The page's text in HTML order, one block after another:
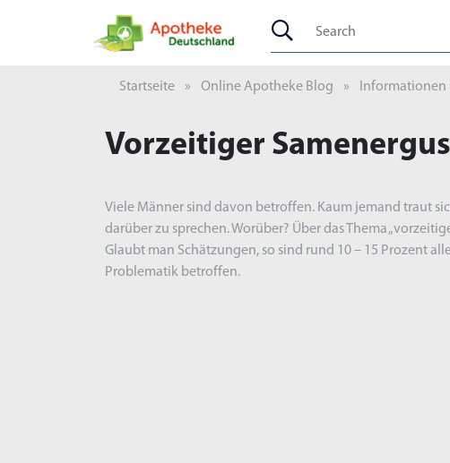
Startseite Online Apotheke Blog Informationen
Vorzeitiger
Viele Männer sind davon betroffen. Kaum jemand traut
darüber zu sprechen. Worüber? Über das Thema
Glaubt man Schätzungen, so sind rund 10 – 15 Prozent
Problematik betroffen.